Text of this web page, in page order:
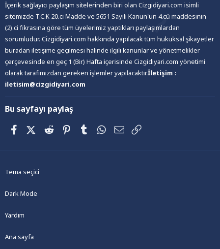
İçerik sağlayıcı paylaşım sitelerinden biri olan Cizgidiyari.com isimli
sitemizde T.C.K 20.ci Madde ve 5651 Sayılı Kanun'un 4.cü maddesinin
(2).ci fıkrasına göre tüm üyelerimiz yaptıkları paylaşımlardan
sorumludur. Cizgidiyari.com hakkında yapılacak tüm hukuksal şikayetler
buradan iletişime geçilmesi halinde ilgili kanunlar ve yönetmelikler
çerçevesinde en geç 1 (Bir) Hafta içerisinde Cizgidiyari.com yönetimi
olarak tarafımızdan gereken işlemler yapılacaktır.İletişim :
iletisim@cizgidiyari.com
Bu sayfayı paylaş
FacebookX (Twitter)
Reddit PinterestTumblrWhatsApp
E-posta
Tema seçici
Dark Mode
Yardım
Ana sayfa